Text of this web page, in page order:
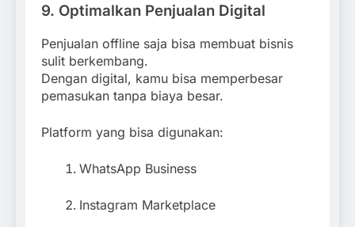
9. Optimalkan Penjualan Digital
Penjualan offline saja bisa membuat bisnis
sulit berkembang.
Dengan digital, kamu bisa memperbesar
pemasukan tanpa biaya besar.
Platform yang bisa digunakan:
WhatsApp Business
Instagram Marketplace